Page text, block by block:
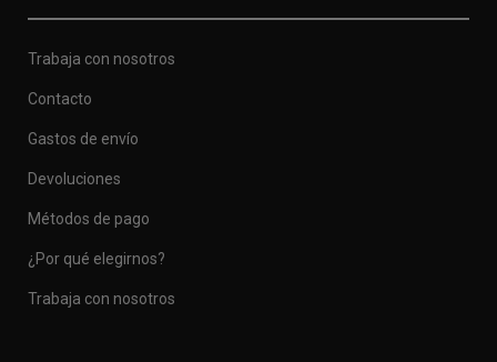
Trabaja con nosotros
Contacto
Gastos de envío
Devoluciones
Métodos de pago
¿Por qué elegirnos?
Trabaja con nosotros